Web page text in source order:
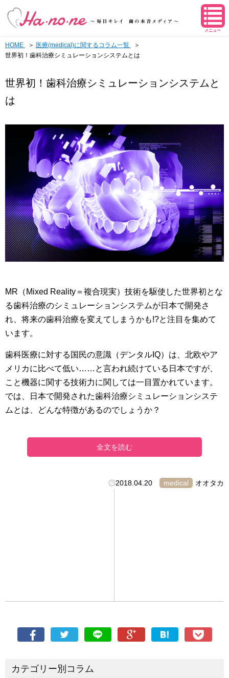
メニュー
HOME
医療(medical)に関するコラム一覧
世界初！歯科治療シミュレーションシステムとは
世界初！歯科治療シミュレーションシステムと
は
MR（Mixed Reality＝複合現実）技術を駆使した世界初とな
る歯科治療のシミュレーションシステムが日本で開発さ
れ、将来の歯科治療を変えてしまうかも!?と注目を集めて
います。
歯科医療に対する国民の意識（デンタルIQ）は、北欧やア
メリカに比べて低い……と言われ続けている日本ですが、
こと機器に関する技術力に関しては一目置かれています。
では、日本で開発された歯科治療シミュレーションシステ
ムとは、どんな特徴があるのでしょうか？
全文を読む
2018.04.20 medical オオタカ
カテゴリー別コラム